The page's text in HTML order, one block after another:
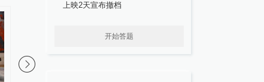
上映2天宣布撤档
开始答题